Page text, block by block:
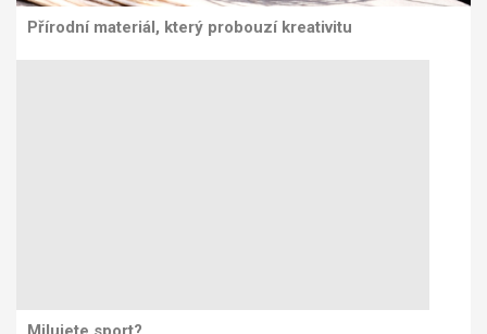
Přírodní materiál, který probouzí kreativitu